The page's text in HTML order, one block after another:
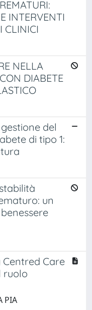
INTERVENTI
CLINICI
NELLA
DIABETE
del
di tipo 1:
un
Care
ruolo
PIA